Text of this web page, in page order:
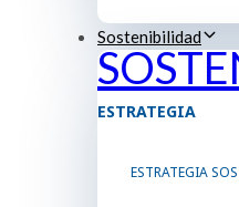
Sostenibilidad
ESTRATEGIA
ESTRATEGIA